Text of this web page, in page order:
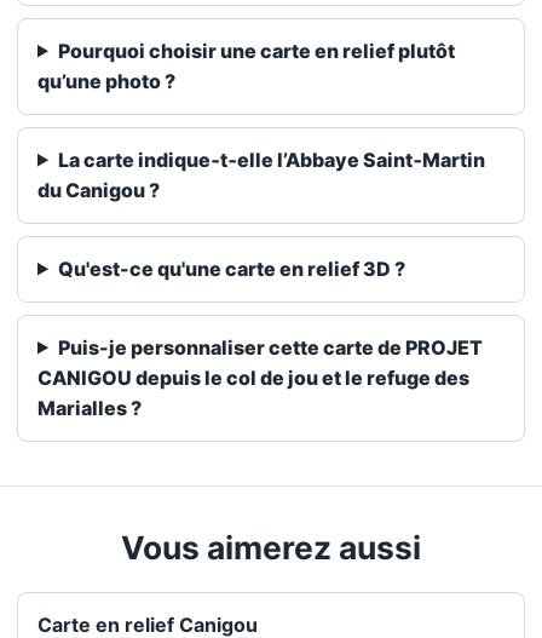
Pourquoi choisir une carte en relief plutôt
qu’une photo ?
La carte indique‑t‑elle l’Abbaye Saint‑Martin
du Canigou ?
Qu'est-ce qu'une carte en relief 3D ?
Puis-je personnaliser cette carte de PROJET
CANIGOU depuis le col de jou et le refuge des
Marialles ?
Vous aimerez aussi
Carte en relief Canigou